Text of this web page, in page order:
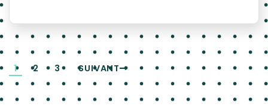
1 2 3 SUIVANT